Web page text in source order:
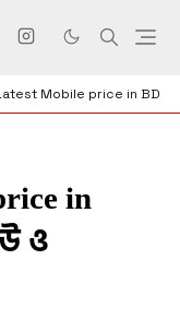
Mobile price in BD
in
ও